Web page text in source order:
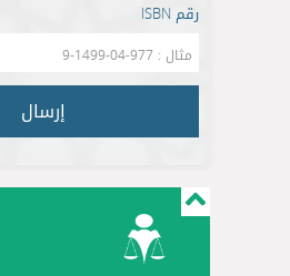
رقم ISBN
إرسال